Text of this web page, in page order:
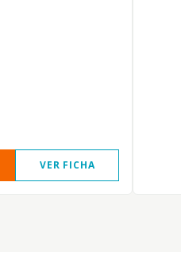
VER FICHA